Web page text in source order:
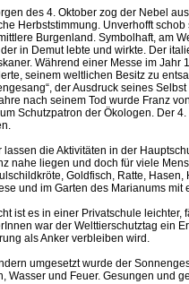
des 4. Oktober zog der Nebel
Herbststimmung. Unverhofft
Burgenland. Symbolhaft, am
in Demut lebte und wirkte. Der
Während einer Messe im
seinem weltlichen Besitz zu
der Ausdruck seines
nach seinem Tod wurde Franz
Schutzpatron der Ökologen. Der
lassen die Aktivitäten in der
nahe liegen und doch für viele
Goldfisch, Ratte,
und im Garten des Marianums
ist es in einer Privatschule leichter,
war der Welttierschutztag ein
als Anker verbleiben wird.
umgesetzt wurde der
Wasser und Feuer. Gesungen und